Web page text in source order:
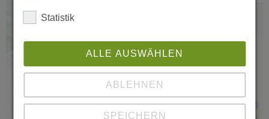
Die Seilbahnen Thale Glasfaser.
Statistik
ALLE AUSWÄHLEN
ABLEHNEN
SPEICHERN